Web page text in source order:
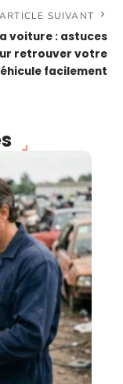
ARTICLE SUIVANT
voiture : astuces
retrouver votre
facilement